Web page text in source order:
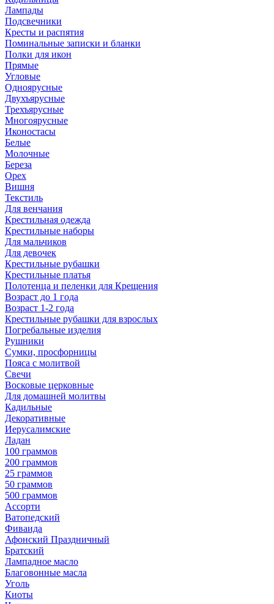
Лампады
Подсвечники
Кресты и распятия
Поминальные записки и бланки
Полки для икон
Прямые
Угловые
Одноярусные
Двухъярусные
Трехъярусные
Многоярусные
Иконостасы
Белые
Молочные
Береза
Орех
Вишня
Текстиль
Для венчания
Крестильная одежда
Крестильные наборы
Для мальчиков
Для девочек
Крестильные рубашки
Крестильные платья
Полотенца и пеленки для Крещения
Возраст до 1 года
Возраст 1-2 года
Крестильные рубашки для взрослых
Погребальные изделия
Рушники
Сумки, просфорницы
Пояса с молитвой
Свечи
Восковые церковные
Для домашней молитвы
Кадильные
Декоративные
Иерусалимские
Ладан
100 граммов
200 граммов
25 граммов
50 граммов
500 граммов
Ассорти
Ватопедский
Фиваида
Афонский Праздничный
Братский
Лампадное масло
Благовонные масла
Уголь
Киоты